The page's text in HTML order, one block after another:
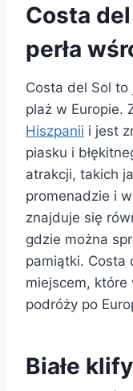
Costa
perła
Costa del Sol
plaż w Europie.
Hiszpanii i jest
piasku i
atrakcji, takich
promenadzie i
znajduje się
gdzie można
pamiątki. Costa
miejscem,
podróży po
Białe